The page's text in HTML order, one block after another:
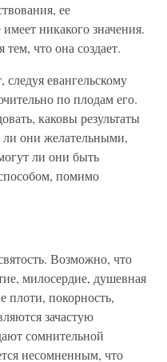
ее
никакого значения.
что она создает.
евангельскому
по плодам его.
каковы результаты
они желательными,
ли они быть
помимо
Возможно, что
милосердие, душевная
плоти, покорность,
зачастую
сомнительной
несомненным, что